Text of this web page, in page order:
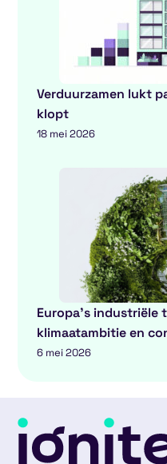
Verduurzamen lukt
klopt
18 mei 2026
Europa’s industriële
klimaatambitie en
6 mei 2026